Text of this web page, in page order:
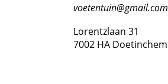
voetentuin@gmail.com
Lorentzlaan 31
7002 HA Doetinchem